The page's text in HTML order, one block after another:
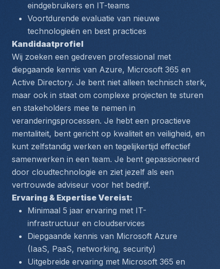
eindgebruikers en IT-teams
Voortdurende evaluatie van nieuwe
technologieën en best practices
Kandidaatprofiel
Wij zoeken een gedreven professional met
diepgaande kennis van Azure, Microsoft 365 en
Active Directory. Je bent niet alleen technisch sterk,
maar ook in staat om complexe projecten te sturen
en stakeholders mee te nemen in
veranderingsprocessen. Je hebt een proactieve
mentaliteit, bent gericht op kwaliteit en veiligheid, en
kunt zelfstandig werken en tegelijkertijd effectief
samenwerken in een team. Je bent gepassioneerd
door cloudtechnologie en ziet jezelf als een
vertrouwde adviseur voor het bedrijf.
Ervaring & Expertise Vereist:
Minimaal 5 jaar ervaring met IT-
infrastructuur en cloudservices
Diepgaande kennis van Microsoft Azure
(IaaS, PaaS, networking, security)
Uitgebreide ervaring met Microsoft 365 en